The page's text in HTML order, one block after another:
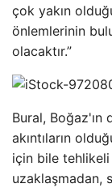
çok yakın
önlemlerinin
olacaktır.”
Bural, Boğaz'ın
akıntıların
için bile
uzaklaşmadan,